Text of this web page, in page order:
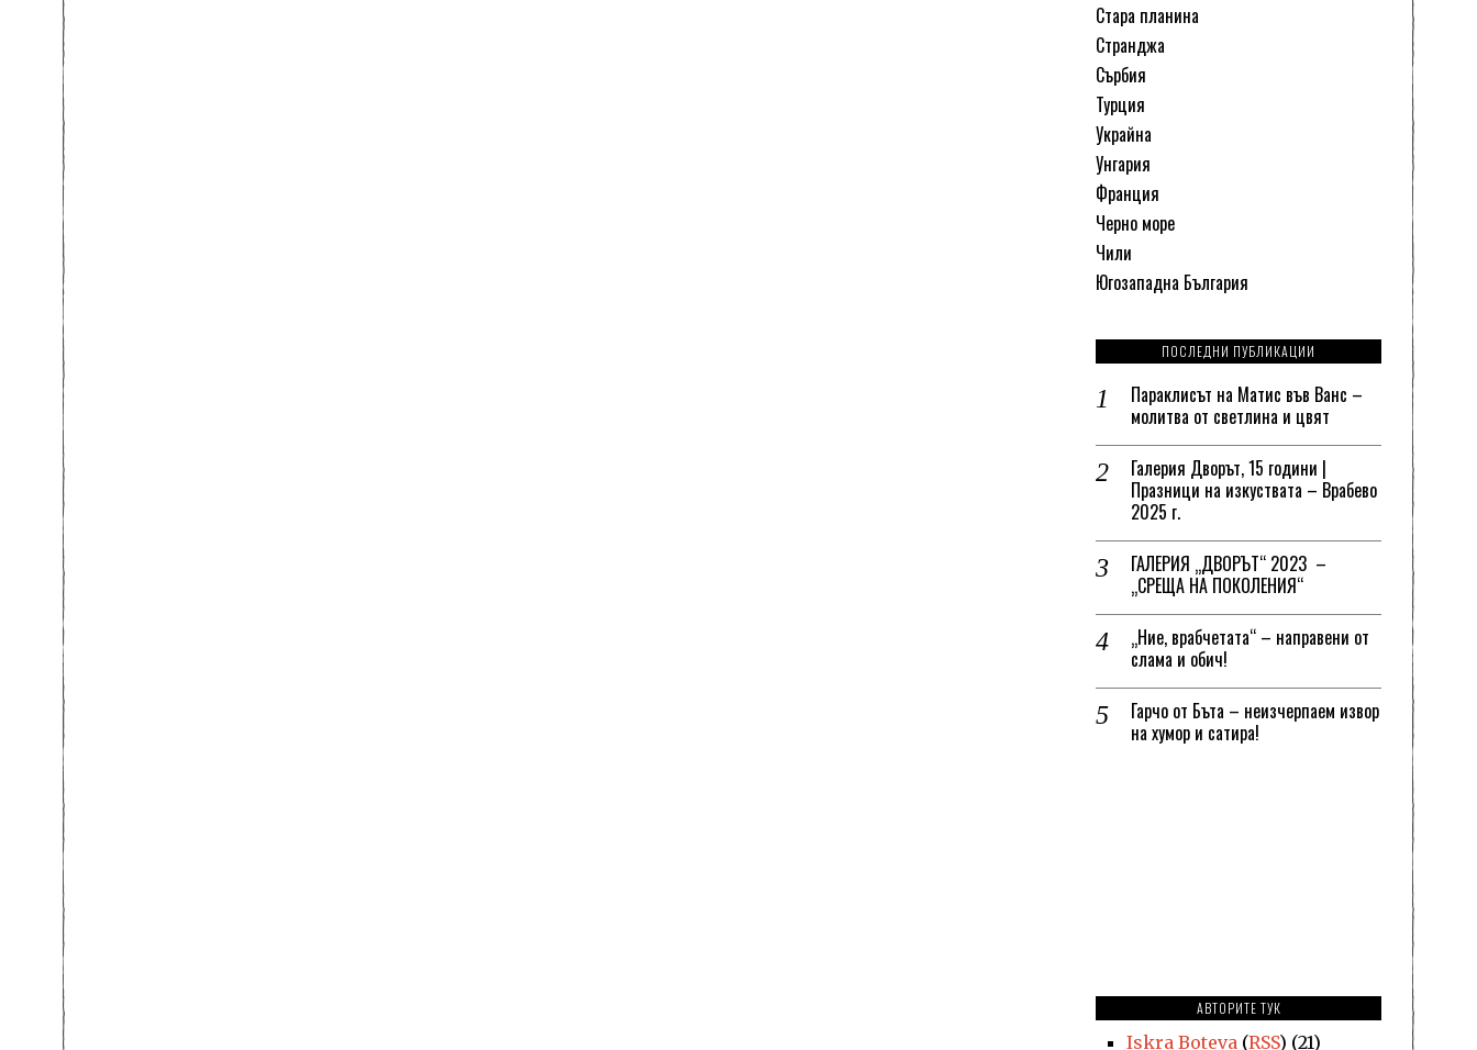
Стара планина
Странджа
Сърбия
Турция
Украйна
Унгария
Франция
Черно море
Чили
Югозападна България
ПОСЛЕДНИ ПУБЛИКАЦИИ
Параклисът на Матис във Ванс –
молитва от светлина и цвят
Галерия Дворът, 15 години |
Празници на изкуствата – Врабево
2025 г.
ГАЛЕРИЯ „ДВОРЪТ“ 2023 –
„СРЕЩА НА ПОКОЛЕНИЯ“
„Ние, врабчетата“ – направени от
слама и обич!
Гарчо от Бъта – неизчерпаем извор
на хумор и сатира!
АВТОРИТЕ ТУК
Iskra Boteva (RSS) (21)